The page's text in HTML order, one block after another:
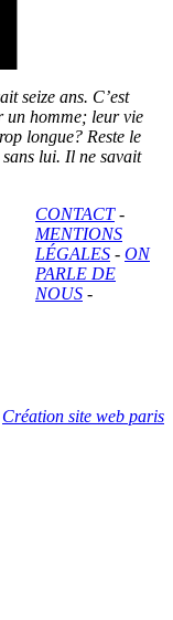
seize ans. C’est
un homme; leur vie
longue? Reste le
lui. Il ne savait
CONTACT-
MENTIONS
LÉGALES - ON
PARLE DE
NOUS -
Création site web paris